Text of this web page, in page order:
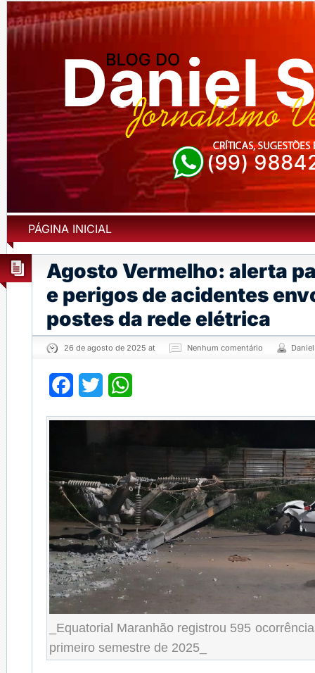
PÁGINA INICIAL
Agosto Vermelho: alerta
e perigos de acidentes
postes da rede elétrica
26 de agosto de 2025 at Nenhum comentário
Facebook
Twitter
_Equatorial Maranhão registrou 595
primeiro semestre de 2025_